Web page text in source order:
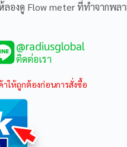
องดู Flow meter ที่ทำจากพล
@radiusglobal
ติดต่อเรา
ให้ถูกต้องก่อนการสั่งซื้อ